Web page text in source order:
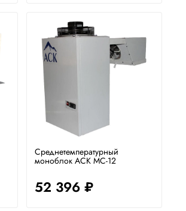
Среднетемпературный
моноблок АСК МС-12
52 396 ₽